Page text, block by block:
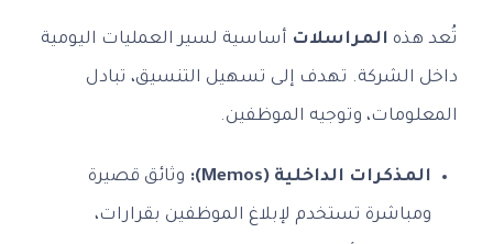
تُعد هذه المراسلات أساسية لسير العمليات اليومية
داخل الشركة. تهدف إلى تسهيل التنسيق، تبادل
المعلومات، وتوجيه الموظفين.
المذكرات الداخلية (Memos): وثائق قصيرة
ومباشرة تستخدم لإبلاغ الموظفين بقرارات،